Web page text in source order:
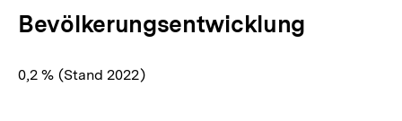
Bevölkerungsentwicklung
0,2 % (Stand 2022)